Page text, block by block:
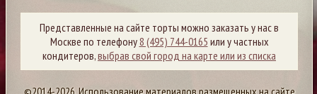
Представленные на сайте торты можно заказать у нас в
Москве по телефону8 (495) 744-0165 или у частных
кондитеров,выбрав свой город на карте или из списка
©2014-2026. Использование материалов размещенных на сайте